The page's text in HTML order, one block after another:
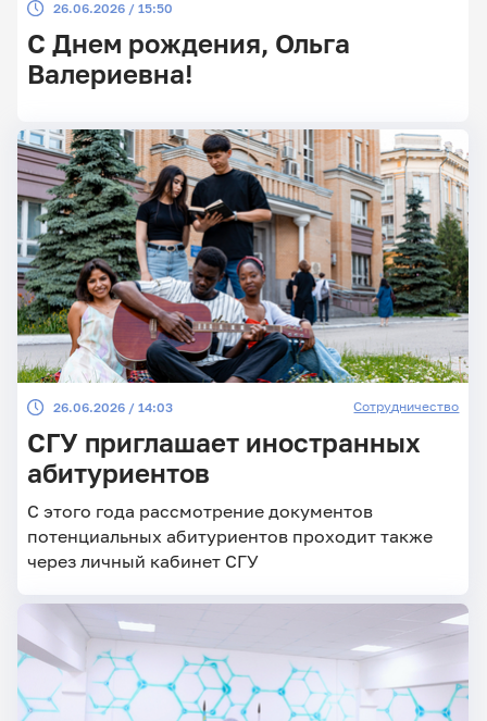
26.06.2026 / 15:50
С Днем рождения, Ольга
Валериевна!
26.06.2026 / 14:03 Сотрудничество
СГУ приглашает иностранных
абитуриентов
С этого года рассмотрение документов
потенциальных абитуриентов проходит также
через личный кабинет СГУ